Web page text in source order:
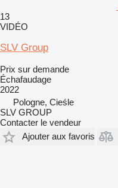
13
VIDÉO
SLV Group
Prix sur demande
Échafaudage
2022
Pologne, Cieśle
SLV GROUP
Contacter le vendeur
Ajouter aux favoris